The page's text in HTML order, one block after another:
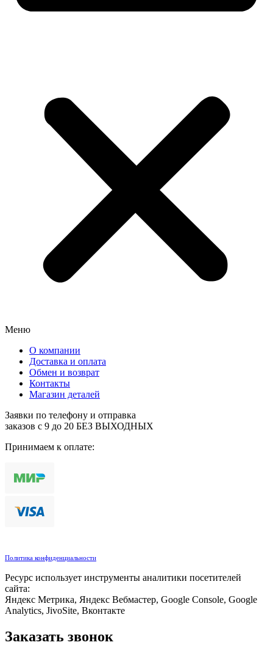
Меню
О компании
Доставка и оплата
Обмен и возврат
Контакты
Магазин деталей
Заявки по телефону и отправка
заказов с 9 до 20 БЕЗ ВЫХОДНЫХ
Принимаем к оплате:
Политика конфиденциальности
Ресурс использует инструменты аналитики посетителей
сайта:
Яндекс Метрика, Яндекс Вебмастер, Google Console, Google
Analytics, JivoSite, Вконтакте
Заказать звонок